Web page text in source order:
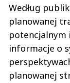
Według
planowanej
potencjalnym
informacje o
planowanej